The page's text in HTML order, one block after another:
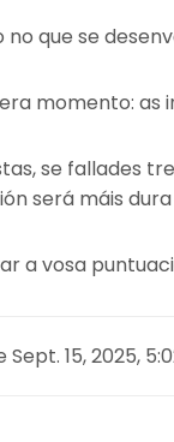
que se
momento: as
se fallades
será máis
a vosa
15, 2025,